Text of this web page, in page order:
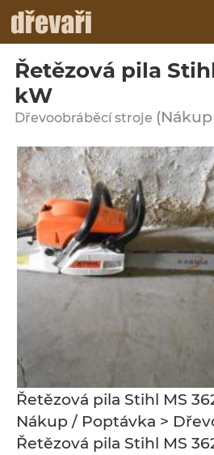
Řetězová pila
kW
Dřevoobráběcí stroje
Řetězová pila Stihl MS
Nákup / Poptávka >
Řetězová pila Stihl MS